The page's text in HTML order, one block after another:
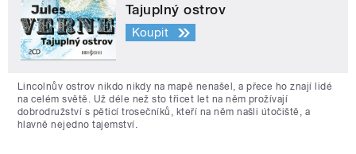
Tajuplný ostrov
Koupit
Lincolnův ostrov nikdo nikdy na mapě nenašel, a přece ho znají lidé
na celém světě. Už déle než sto třicet let na něm prožívají
dobrodružství s pěticí trosečníků, kteří na něm našli útočiště, a
hlavně nejedno tajemství.